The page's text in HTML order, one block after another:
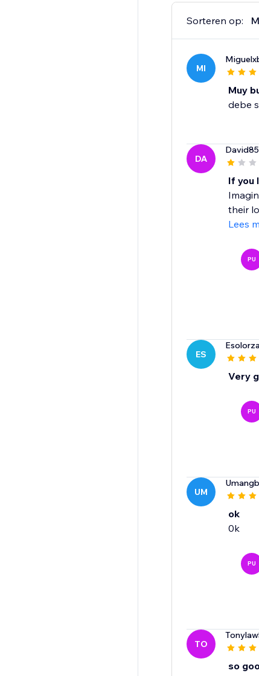
Sorteren op:
MI
Muy
debe
DA
If you
their
Lees
PU
ES
Very
PU
UM
ok
0k
PU
TO
so